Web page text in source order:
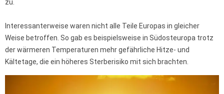
zu.
Interessanterweise waren nicht alle Teile Europas in gleicher
Weise betroffen. So gab es beispielsweise in Südosteuropa trotz
der wärmeren Temperaturen mehr gefährliche Hitze- und
Kältetage, die ein höheres Sterberisiko mit sich brachten.